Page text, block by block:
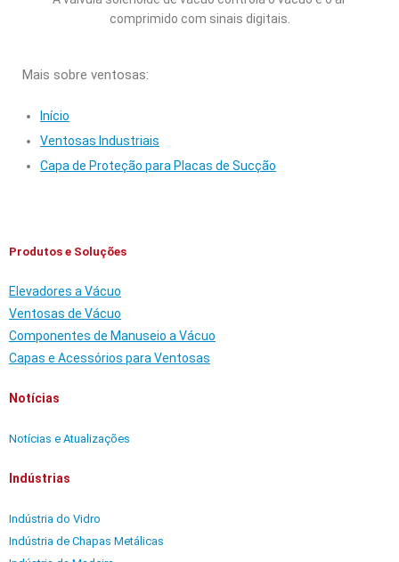
comprimido com sinais digitais.
Mais sobre ventosas:
Início
Ventosas Industriais
Capa de Proteção para Placas de Sucção
Produtos e Soluções
Elevadores a Vácuo
Ventosas de Vácuo
Componentes de Manuseio a Vácuo
Capas e Acessórios para Ventosas
Notícias
Notícias e Atualizações
Indústrias
Indústria do Vidro
Indústria de Chapas Metálicas